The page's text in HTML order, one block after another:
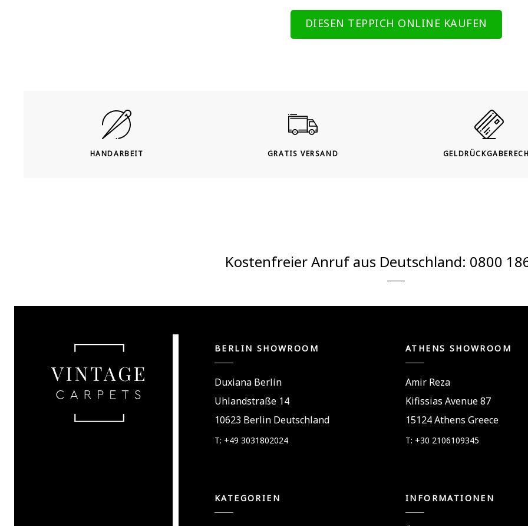
DIESEN TEPPICH ONLINE KAUFEN
HANDARBEIT GRATIS VERSAND
Kostenfreier Anruf aus Deutschland: 0800
BERLIN SHOWROOM
Duxiana Berlin
Uhlandstraße 14
10623 Berlin Deutschland
T: +49 3031802024
ATHENS SHOWROOM
Amir Reza
Kifissias Avenue 87
15124 Athens Greece
T: +30 2106109345
KATEGORIEN INFORMATIONEN